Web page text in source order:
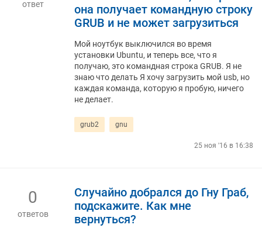
ответ
она получает командную строку
GRUB и не может загрузиться
Мой ноутбук выключился во время
установки Ubuntu, и теперь все, что я
получаю, это командная строка GRUB. Я не
знаю что делать Я хочу загрузить мой usb, но
каждая команда, которую я пробую, ничего
не делает.
grub2 gnu
25 ноя '16 в 16:38
0
ответов
Случайно добрался до Гну Граб,
подскажите. Как мне
вернуться?